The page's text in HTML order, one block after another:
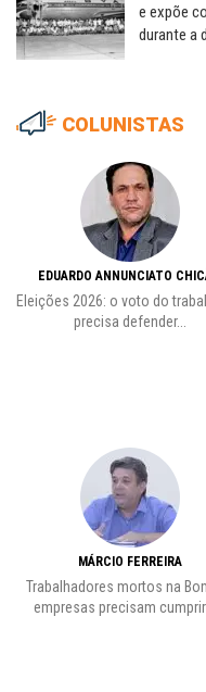
e expõe
durante a
COLUNISTAS
EDUARDO ANNUNCIATO
Eleições 2026: o voto do
precisa defender...
MÁRCIO FERREIRA
Trabalhadores mortos na
empresas precisam cumprir